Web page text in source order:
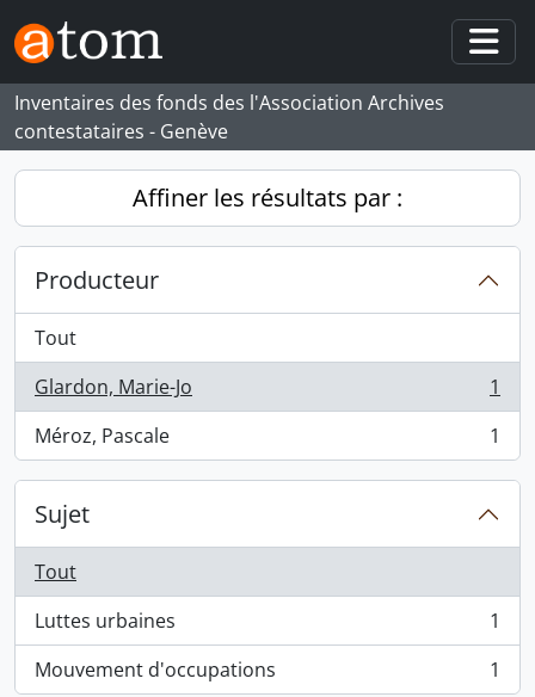
Skip to main content
Inventaires des fonds des l'Association Archives
contestataires - Genève
Affiner les résultats par :
Producteur
Tout
Glardon, Marie-Jo
, 1 résultats
1
Méroz, Pascale
, 1 résultats 1
Sujet
Tout
Luttes urbaines
, 1 résultats
1
Mouvement d'occupations
, 1 résultats 1